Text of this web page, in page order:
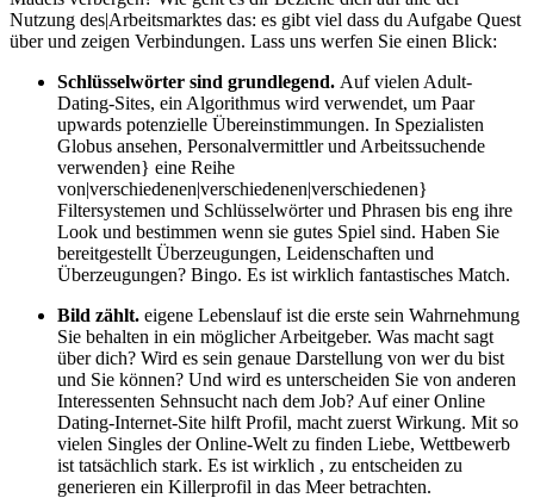
Nutzung des|Arbeitsmarktes das: es gibt viel dass du Aufgabe Quest
über und zeigen Verbindungen. Lass uns werfen Sie einen Blick:
Schlüsselwörter sind grundlegend. Auf vielen Adult-
Dating-Sites, ein Algorithmus wird verwendet, um Paar
upwards potenzielle Übereinstimmungen. In Spezialisten
Globus ansehen, Personalvermittler und Arbeitssuchende
verwenden} eine Reihe
von|verschiedenen|verschiedenen|verschiedenen}
Filtersystemen und Schlüsselwörter und Phrasen bis eng ihre
Look und bestimmen wenn sie gutes Spiel sind. Haben Sie
bereitgestellt Überzeugungen, Leidenschaften und
Überzeugungen? Bingo. Es ist wirklich fantastisches Match.
Bild zählt. eigene Lebenslauf ist die erste sein Wahrnehmung
Sie behalten in ein möglicher Arbeitgeber. Was macht sagt
über dich? Wird es sein genaue Darstellung von wer du bist
und Sie können? Und wird es unterscheiden Sie von anderen
Interessenten Sehnsucht nach dem Job? Auf einer Online
Dating-Internet-Site hilft Profil, macht zuerst Wirkung. Mit so
vielen Singles der Online-Welt zu finden Liebe, Wettbewerb
ist tatsächlich stark. Es ist wirklich , zu entscheiden zu
generieren ein Killerprofil in das Meer betrachten.